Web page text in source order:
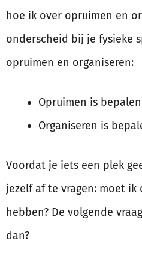
hoe ik over opruimen en
onderscheid bij je fysieke
opruimen en organiseren:
Opruimen is
Organiseren is
Voordat je iets een plek
jezelf af te vragen: moet
hebben? De volgende
dan?